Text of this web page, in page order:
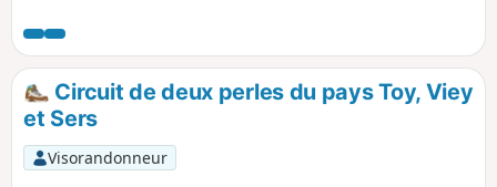
exceptionnelles et, même si le parcours est emprunté par
quelques skieurs de randonnée, la tranquillité est assurée.
Circuit de deux perles du pays Toy, Viey
et Sers
Visorandonneur